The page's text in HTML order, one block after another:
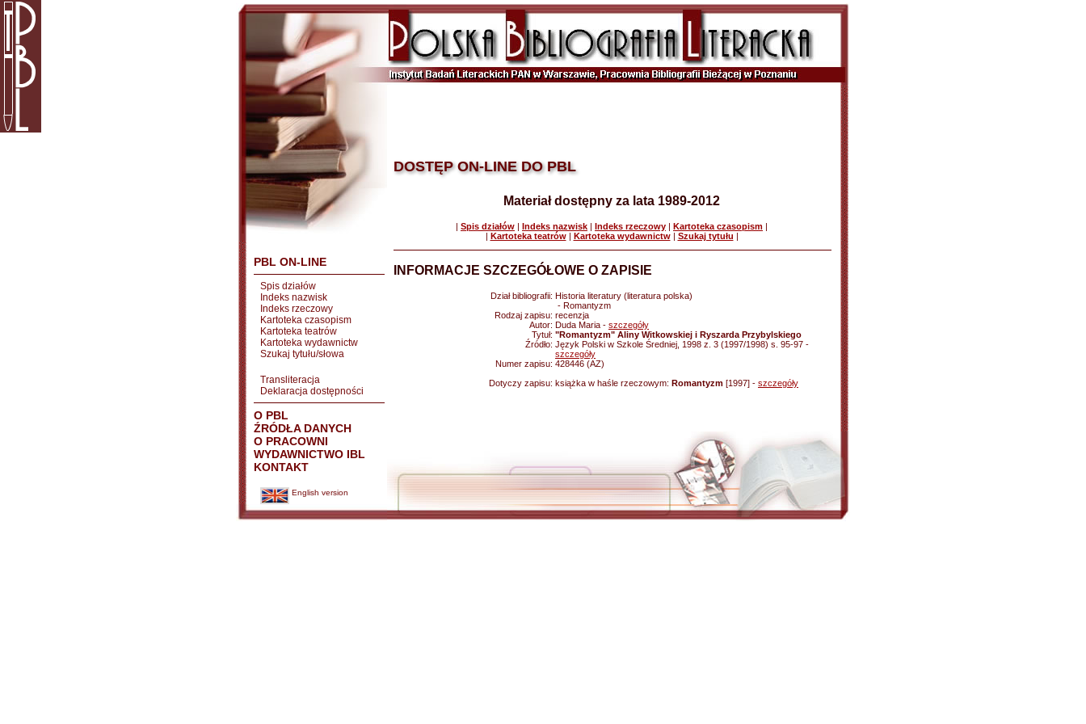
PBL ON-LINE
Spis działów
Indeks nazwisk
Indeks rzeczowy
Kartoteka czasopism
Kartoteka teatrów
Kartoteka wydawnictw
Szukaj tytułu/słowa
Transliteracja
Deklaracja dostępności
O PBL
ŹRÓDŁA DANYCH
O PRACOWNI
WYDAWNICTWO IBL
KONTAKT
English version
DOSTĘP ON-LINE DO PBL
Materiał dostępny za lata 1989-2012
| Spis działów | Indeks nazwisk | Indeks rzeczowy | Kartoteka czasopism |
| Kartoteka teatrów| Kartoteka wydawnictw| Szukaj tytułu |
INFORMACJE SZCZEGÓŁOWE O ZAPISIE
Dział bibliografii: Historia literatury (literatura polska)
- Romantyzm
Rodzaj zapisu: recenzja
Autor: Duda Maria - szczegóły
Tytuł: "Romantyzm" Aliny Witkowskiej i Ryszarda Przybylskiego
Źródło: Język Polski w Szkole Średniej, 1998 z. 3 (1997/1998) s. 95-97 -
szczegóły
Numer zapisu: 428446 (AZ)
Dotyczy zapisu: książka w haśle rzeczowym: Romantyzm [1997] - szczegóły